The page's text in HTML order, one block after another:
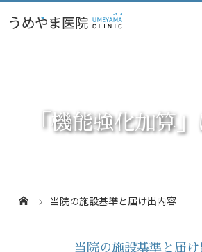
「機能強化加算
当院の施設基準と届け出内容
当院の施設基準と届け